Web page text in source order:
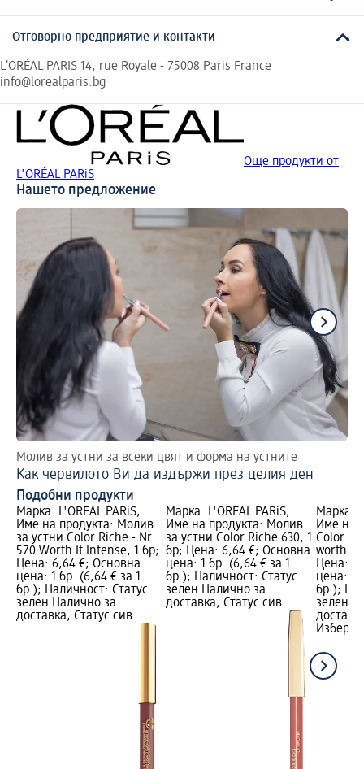
Отговорно предприятие и контакти
L’ORÉAL PARIS 14, rue Royale - 75008 Paris France
info@lorealparis.bg
Още продукти от
L'ORÉAL PARiS
Нашето предложение
Молив за устни за всеки цвят и форма на устните
Как червилото Ви да издържи през целия ден
Подобни продукти
Марка: L'ORÉAL PARiS;
Име на продукта: Молив
за устни Color Riche - Nr.
570 Worth It Intense, 1 бр;
Цена: 6,64 €; Основна
цена: 1 бр. (6,64 € за 1
бр.); Наличност: Статус
зелен Налично за
доставка, Статус сив
Марка: L'ORÉAL PARiS;
Име на продукта: Молив
за устни Color Riche 630, 1
бр; Цена: 6,64 €; Основна
цена: 1 бр. (6,64 € за 1
бр.); Наличност: Статус
зелен Налично за
доставка, Статус сив
Марка:
Име на
Color
worth it
Цена:
цена: 1
бр.);
зелен